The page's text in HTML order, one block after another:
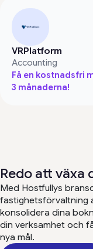
VRPlatform
Accounting
Få en kostnadsfri
3 månaderna!
Redo att växa
Med Hostfullys
fastighetsförvaltning
konsolidera dina
din verksamhet och
nya mål.